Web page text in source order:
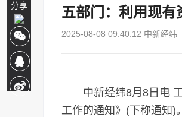
分享 五部门：利用现有
2025-08-08 09:40:12 中新经纬
中新经纬8月8日电 工
工作的通知》(下称通知)